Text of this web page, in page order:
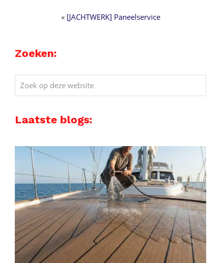
« [JACHTWERK] Paneelservice
Zoeken:
Zoek
op
website
Laatste blogs: